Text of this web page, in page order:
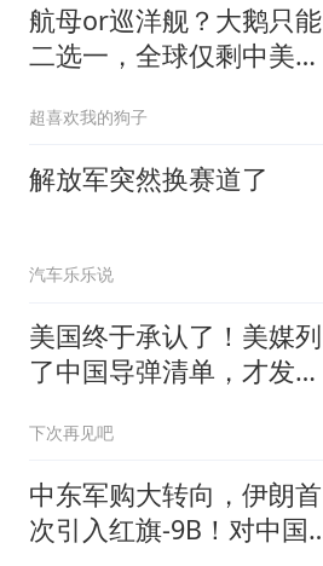
航母or巡洋舰？大鹅只能
二选一，全球仅剩中美能
超喜欢我的狗子
解放军突然换赛道了
汽车乐乐说
美国终于承认了！美媒列
了中国导弹清单，才发现
下次再见吧
中东军购大转向，伊朗首
次引入红旗-9B！对中国